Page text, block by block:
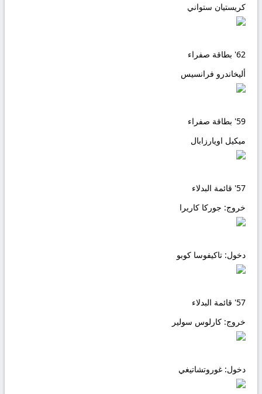
كريستيان ستواني
62' بطاقة صفراء
أليخاندرو فرانسيس
59' بطاقة صفراء
ميكيل اويارزابال
57' قائمة البدلاء
خروج: جوركا كاريرا
دخول: تاكيفوسا كوبو
57' قائمة البدلاء
خروج: كارلوس سولير
دخول: غوروتشاتيغي